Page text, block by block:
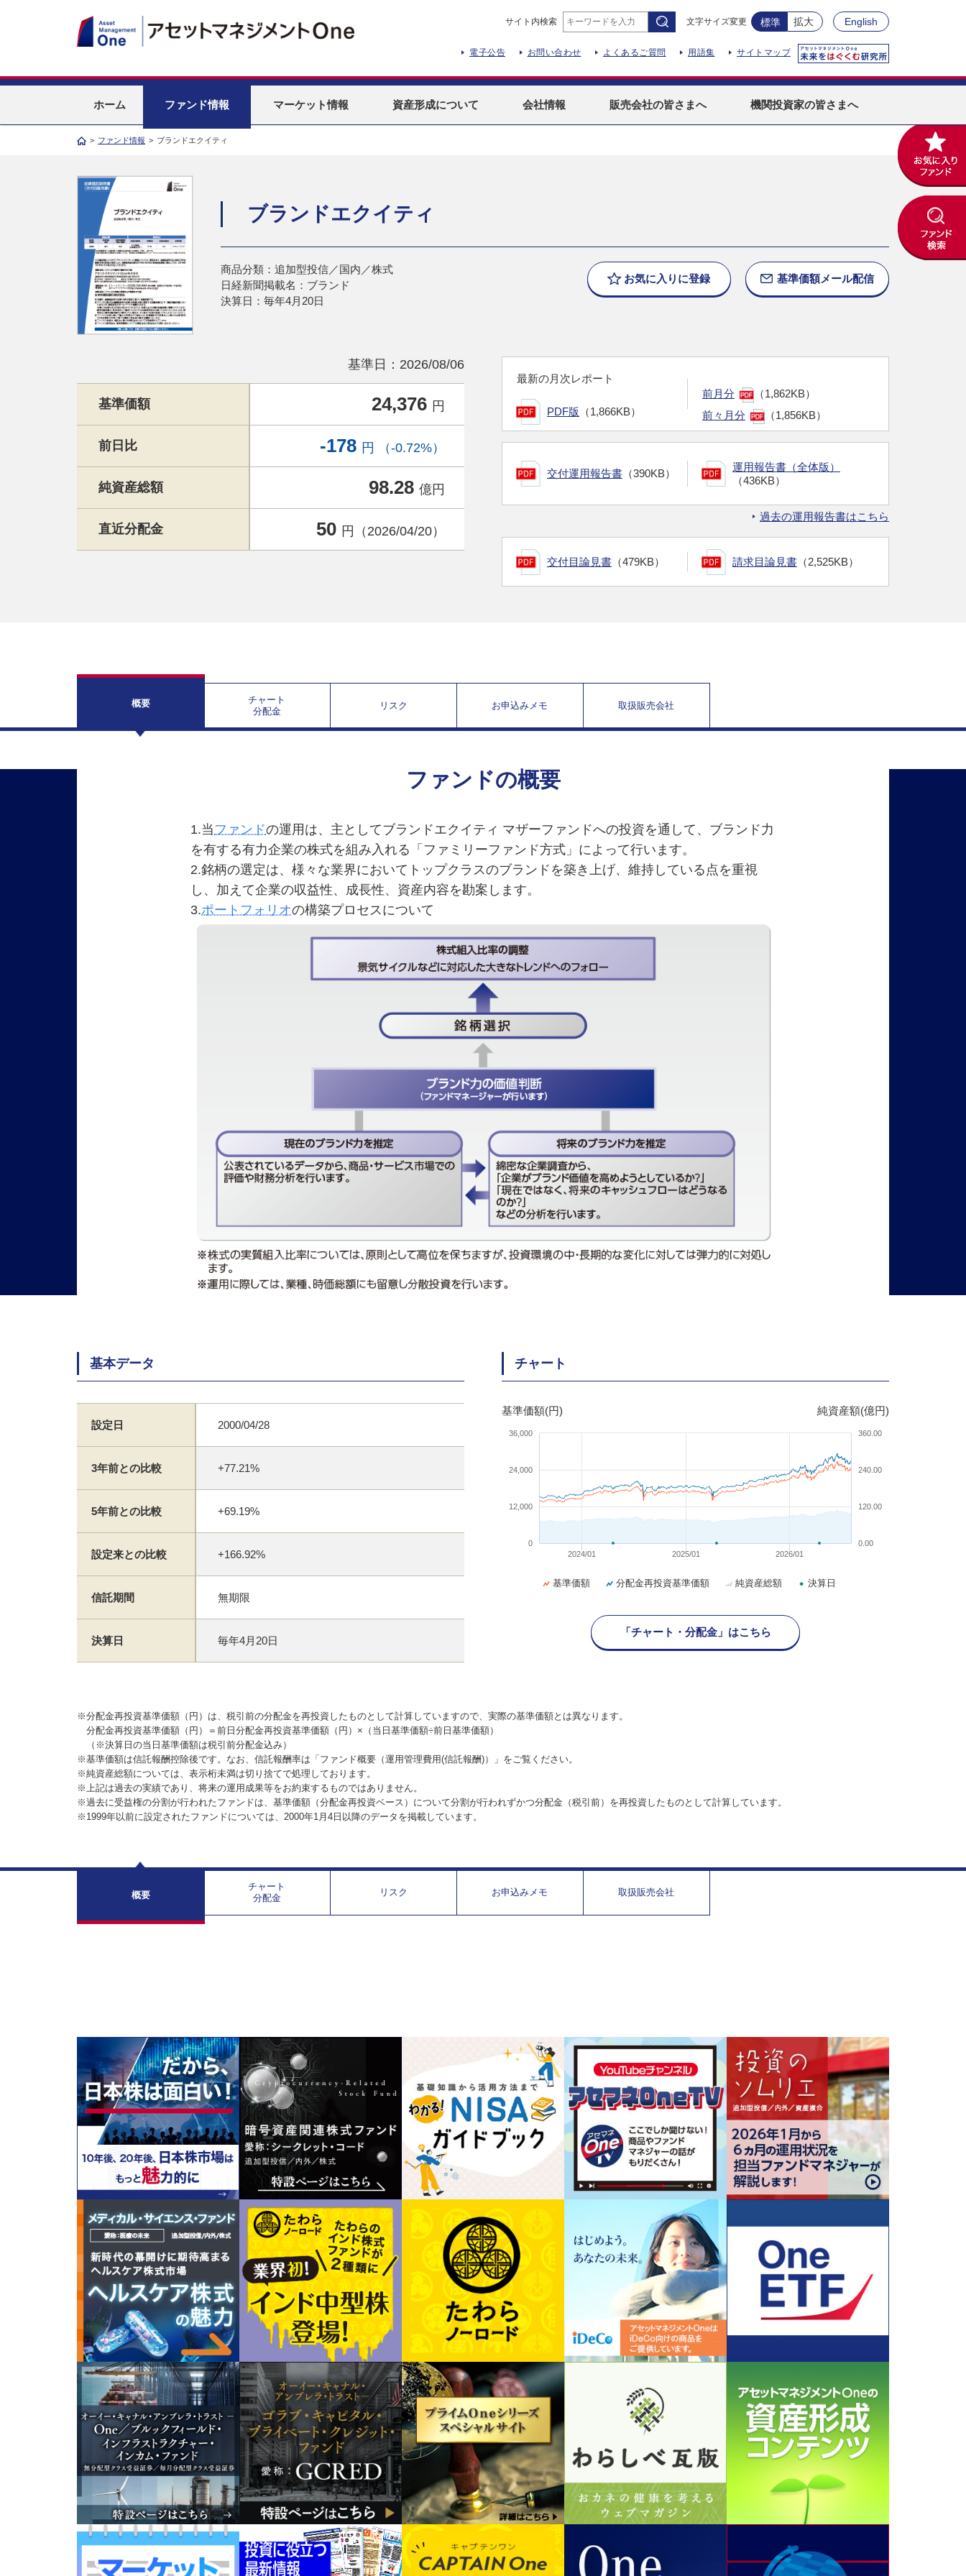
サイト内検索 文字サイズ変更 標準 拡大 English
電子公告 お問い合わせ よくあるご質問 用語集 サイトマップ
ホーム ファンド情報 マーケット情報 資産形成について 会社情報 販売会社の皆さまへ 機関投資家の皆さまへ
> ファンド情報 > ブランドエクイティ
ブランドエクイティ
商品分類：追加型投信／国内／株式
日経新聞掲載名：ブランド
決算日：毎年4月20日
お気に入りに登録 基準価額メール配信
基準日：2026/08/06
基準価額 24,376 円
前日比 -178 円 （-0.72%）
純資産総額 98.28 億円
直近分配金 50 円（2026/04/20）
最新の月次レポート
PDF版 （1,866KB）
前月分
（1,862KB）
前々月分
（1,856KB）
交付運用報告書 （390KB）
運用報告書（全体版）
（436KB）
過去の運用報告書はこちら
交付目論見書 （479KB） 請求目論見書 （2,525KB）
概要
チャート
分配金
リスク お申込みメモ 取扱販売会社
ファンドの概要
1.当 ファンドの運用は、主としてブランドエクイティ マザーファンドへの投資を通して、ブランド力
を有する有力企業の株式を組み入れる「ファミリーファンド方式」によって行います。
2.銘柄の選定は、様々な業界においてトップクラスのブランドを築き上げ、維持している点を重視
し、加えて企業の収益性、成長性、資産内容を勘案します。
3.ポートフォリオの構築プロセスについて
基本データ
設定日 2000/04/28
3年前との比較 +77.21%
5年前との比較 +69.19%
設定来との比較 +166.92%
信託期間 無期限
決算日 毎年4月20日
チャート
基準価額(円) 純資産額(億円)
2024/01 2025/01 2026/01
0
12,000
24,000
36,000
0.00
120.00
240.00
360.00
基準価額 分配金再投資基準価額 純資産総額 決算日
「チャート・分配金」はこちら
※分配金再投資基準価額（円）は、税引前の分配金を再投資したものとして計算していますので、実際の基準価額とは異なります。
分配金再投資基準価額（円）＝前日分配金再投資基準価額（円）×（当日基準価額÷前日基準価額）
（※決算日の当日基準価額は税引前分配金込み）
※基準価額は信託報酬控除後です。なお、信託報酬率は「ファンド概要（運用管理費用(信託報酬)）」をご覧ください。
※純資産総額については、表示桁未満は切り捨てで処理しております。
※上記は過去の実績であり、将来の運用成果等をお約束するものではありません。
※過去に受益権の分割が行われたファンドは、基準価額（分配金再投資ベース）について分割が行われずかつ分配金（税引前）を再投資したものとして計算しています。
※1999年以前に設定されたファンドについては、2000年1月4日以降のデータを掲載しています。
概要
チャート
分配金
リスク お申込みメモ 取扱販売会社